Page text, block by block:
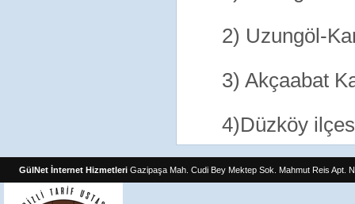
2) Uzungöl-
3) Akçaabat
4)Düzköy
GülNet İnternet Hizmetleri Gazipaşa Mah. Cudi Bey Mektep Sok. Mahmut Reis